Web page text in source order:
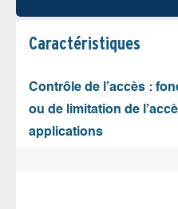
Caractéristiques
Contrôle de l’accès :
ou de limitation de
applications